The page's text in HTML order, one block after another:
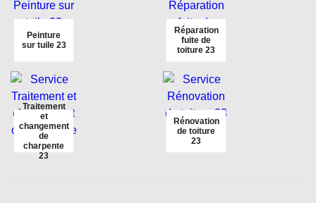
Peinture
sur tuile 23
Réparation
fuite de
toiture 23
Traitement
et
changement
de
charpente
23
Rénovation
de toiture
23